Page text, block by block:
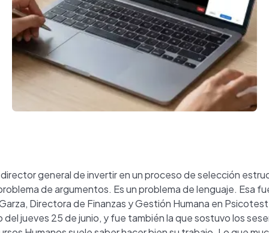
general de invertir en un proceso de selección
de argumentos. Es un problema de lenguaje. Esa
Directora de Finanzas y Gestión Humana en
jueves 25 de junio, y fue también la que sostuvo los